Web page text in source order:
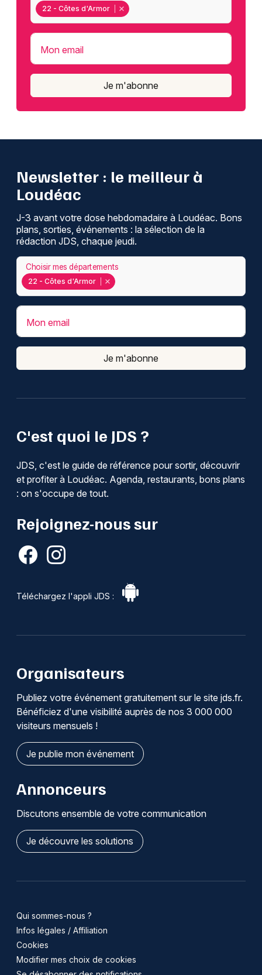
22 - Côtes d'Armor
Mon email
Je m'abonne
C'est quoi le JDS ?
JDS, c'est le guide de référence pour sortir, découvrir
et profiter à Loudéac. Agenda, restaurants, bons plans
: on s'occupe de tout.
Rejoignez-nous sur
Téléchargez l'appli JDS :
Newsletter : le meilleur à
Loudéac
J-3 avant votre dose hebdomadaire à Loudéac. Bons
plans, sorties, événements : la sélection de la
rédaction JDS, chaque jeudi.
22 - Côtes d'Armor
Choisir mes départements
Mon email
Je m'abonne
Organisateurs
Publiez votre événement gratuitement sur le site jds.fr.
Bénéficiez d'une visibilité auprès de nos 3 000 000
visiteurs mensuels !
Je publie mon événement
Annonceurs
Discutons ensemble de votre communication
Je découvre les solutions
Qui sommes-nous ?
Infos légales / Affiliation
Cookies
Modifier mes choix de cookies